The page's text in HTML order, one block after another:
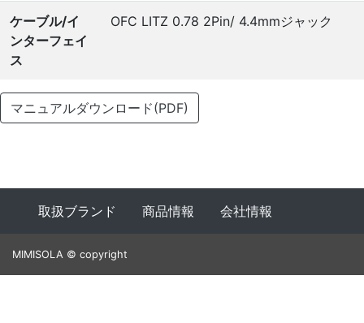
ケーブル/イ
ンターフェイ
ス
OFC LITZ 0.78 2Pin/ 4.4mmジャック
マニュアルダウンロード(PDF)
取扱ブランド 商品情報 会社情報
MIMISOLA © copyright